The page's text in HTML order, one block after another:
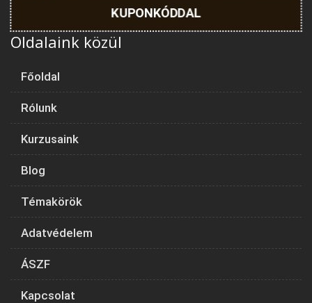
KUPONKÓDDAL
Oldalaink közül
Főoldal
Rólunk
Kurzusaink
Blog
Témakörök
Adatvédelem
ÁSZF
Kapcsolat